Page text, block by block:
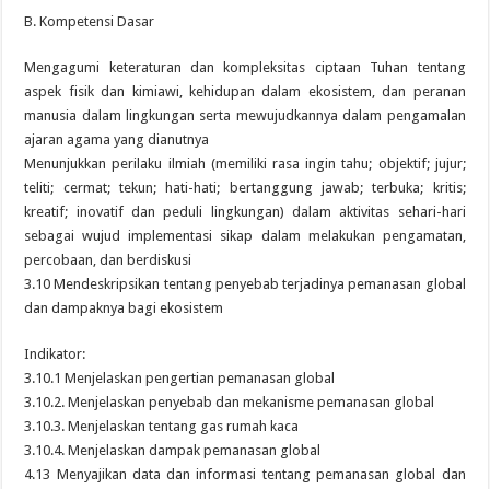
B. Kompetensi Dasar
Mengagumi keteraturan dan kompleksitas ciptaan Tuhan tentang
aspek fisik dan kimiawi, kehidupan dalam ekosistem, dan peranan
manusia dalam lingkungan serta mewujudkannya dalam pengamalan
ajaran agama yang dianutnya
Menunjukkan perilaku ilmiah (memiliki rasa ingin tahu; objektif; jujur;
teliti; cermat; tekun; hati-hati; bertanggung jawab; terbuka; kritis;
kreatif; inovatif dan peduli lingkungan) dalam aktivitas sehari-hari
sebagai wujud implementasi sikap dalam melakukan pengamatan,
percobaan, dan berdiskusi
3.10 Mendeskripsikan tentang penyebab terjadinya pemanasan global
dan dampaknya bagi ekosistem
Indikator:
3.10.1 Menjelaskan pengertian pemanasan global
3.10.2. Menjelaskan penyebab dan mekanisme pemanasan global
3.10.3. Menjelaskan tentang gas rumah kaca
3.10.4. Menjelaskan dampak pemanasan global
4.13 Menyajikan data dan informasi tentang pemanasan global dan